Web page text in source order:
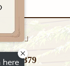
から」
内甲379